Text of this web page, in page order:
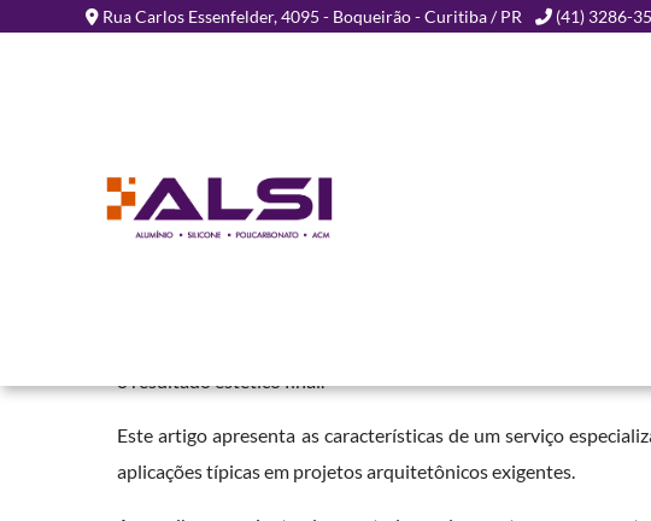
Rua Carlos Essenfelder, 4095 - Boqueirão - Curitiba / PR (41) 3286-
Serviço Especializado Placa ACM
Home»Informações»Serviço Especializado Placa ACM
Fachadas em alumínio composto exigem prestador que
o resultado estético final.
Este artigo apresenta as características de um serviço
aplicações típicas em projetos arquitetônicos exigentes.